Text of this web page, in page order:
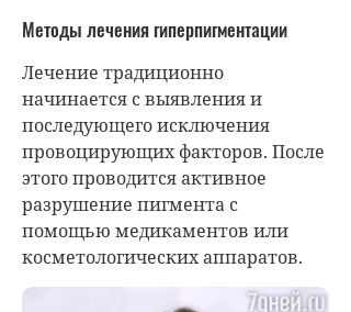
Методы лечения гиперпигментации
Лечение традиционно
начинается с выявления и
последующего исключения
провоцирующих факторов. После
этого проводится активное
разрушение пигмента с
помощью медикаментов или
косметологических аппаратов.